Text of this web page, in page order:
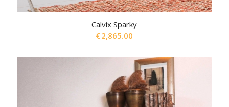
Calvix Sparky
€2,865.00